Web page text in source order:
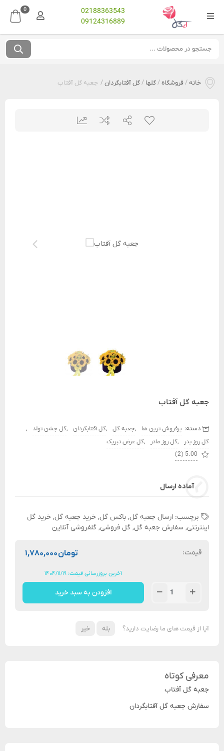
02188363543
09124316889
0
خانه/فروشگاه/گلها /گل آفتابگردان/ جعبه گل آفتاب
جعبه گل آفتاب
دسته: پرفروش ترین ها ,جعبه گل ,گل آفتابگردان ,گل جشن تولد ,
گل روز پدر ,گل روز مادر ,گل عرض تبریک
5.00
(2)
آماده ارسال
برچسب: ارسال جعبه گل, باکس گل, خرید جعبه گل, خرید گل
اینترنتی, سفارش جعبه گل, گل فروشی, گلفروشی آنلاین
قیمت: ۱,۷۸۰,۰۰۰تومان
آخرین بروزرسانی قیمت: ۱۴۰۴/۱۱/۱۹
افزودن به سبد خرید
آیا از قیمت های ما رضایت دارید؟ بله خیر
معرفی کوتاه
جعبه گل آفتاب
سفارش جعبه گل آفتابگردان